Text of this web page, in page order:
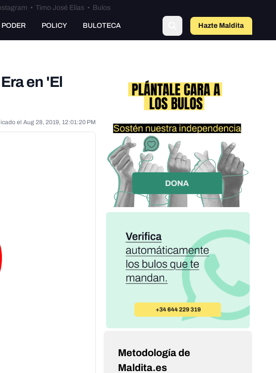
• Timo José Elías• Bulos
POLICY BULOTECA Hazte Maldita
en 'El
el Aug 28, 2019, 12:01:20 PM
Metodología de
Maldita.es